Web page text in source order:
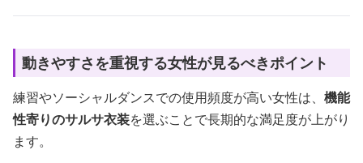
動きやすさを重視する女性が見るべきポイント
練習やソーシャルダンスでの使用頻度が高い女性は、 機能
性寄りのサルサ衣装を選ぶことで長期的な満足度が上がり
ます。